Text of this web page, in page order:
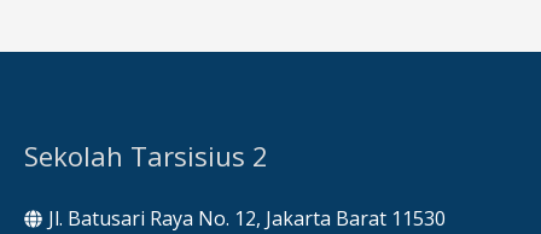
Sekolah Tarsisius 2
Jl. Batusari Raya No. 12, Jakarta Barat 11530